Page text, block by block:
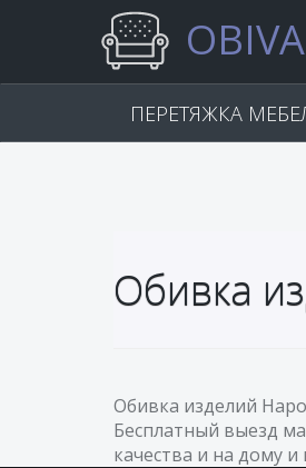
ПЕРЕТЯЖКА
Обивка
Обивка изделий
Бесплатный выезд
качества и на дому и